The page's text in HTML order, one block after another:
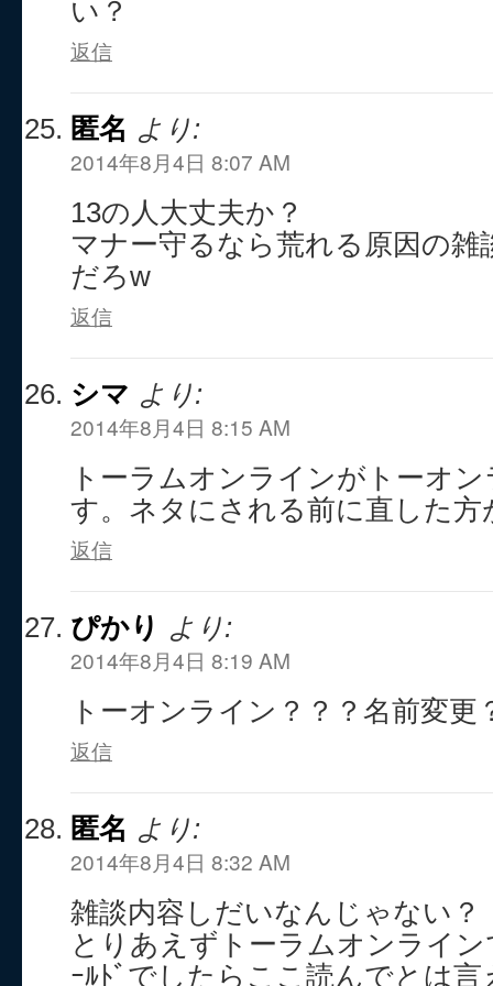
い？
返信
匿名 より:
2014年8月4日 8:07 AM
13の人大丈夫か？
マナー守るなら荒れる原因の
だろw
返信
シマ より:
2014年8月4日 8:15 AM
トーラムオンラインがトーオ
す。ネタにされる前に直した方
返信
ぴかり より:
2014年8月4日 8:19 AM
トーオンライン？？？名前変更
返信
匿名 より:
2014年8月4日 8:32 AM
雑談内容しだいなんじゃない？
とりあえずトーラムオンライ
ｰﾙﾄﾞでしたらここ読んでとは